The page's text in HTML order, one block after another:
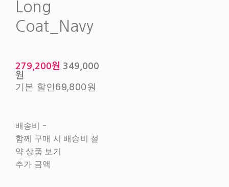
Long
Coat_Navy
279,200원 349,000
원
기본 할인69,800원
배송비 -
함께 구매 시 배송비 절
약 상품 보기
추가 금액